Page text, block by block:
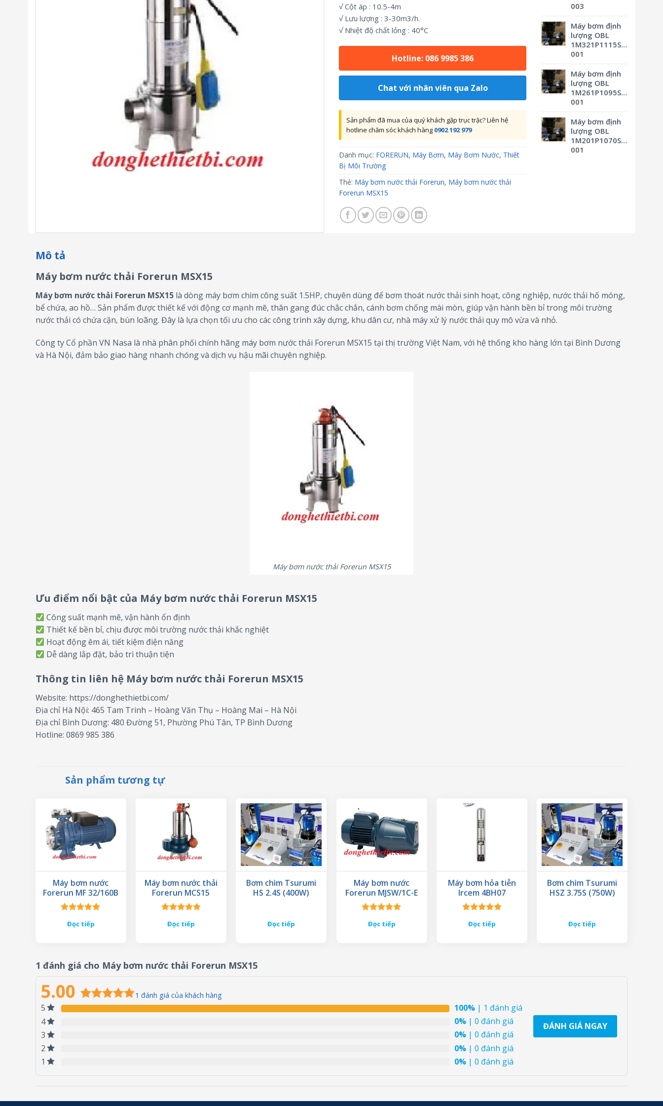
√ Cột áp : 10.5-4m
√ Lưu lượng : 3-30m3/h.
√ Nhiệt độ chất lỏng : 40°C
Hotline: 086 9985 386
Chat với nhân viên qua Zalo
Sản phẩm đã mua của quý khách gặp trục trặc? Liên hệ
hotline chăm sóc khách hàng 0902 192 979
Danh mục: FORERUN, Máy Bơm, Máy Bơm Nước, Thiết
Bị Môi Trường
Thẻ: Máy bơm nước thải Forerun, Máy bơm nước thải
Forerun MSX15
003
Máy bơm định
lượng OBL
1M321P1115SVBSMV0M3-
001
Máy bơm định
lượng OBL
1M261P1095SVBSMV0M3-
001
Máy bơm định
lượng OBL
1M201P1070SVBSMV0M3-
001
Mô tả
Máy bơm nước thải Forerun MSX15
Máy bơm nước thải Forerun MSX15 là dòng máy bơm chìm công suất 1.5HP, chuyên dùng để bơm thoát nước thải sinh hoạt, công nghiệp, nước thải hố móng,
bể chứa, ao hồ… Sản phẩm được thiết kế với động cơ mạnh mẽ, thân gang đúc chắc chắn, cánh bơm chống mài mòn, giúp vận hành bền bỉ trong môi trường
nước thải có chứa cặn, bùn loãng. Đây là lựa chọn tối ưu cho các công trình xây dựng, khu dân cư, nhà máy xử lý nước thải quy mô vừa và nhỏ.
Công ty Cổ phần VN Nasa là nhà phân phối chính hãng máy bơm nước thải Forerun MSX15 tại thị trường Việt Nam, với hệ thống kho hàng lớn tại Bình Dương
và Hà Nội, đảm bảo giao hàng nhanh chóng và dịch vụ hậu mãi chuyên nghiệp.
Máy bơm nước thải Forerun MSX15
Ưu điểm nổi bật của Máy bơm nước thải Forerun MSX15
Công suất mạnh mẽ, vận hành ổn định
Thiết kế bền bỉ, chịu được môi trường nước thải khắc nghiệt
Hoạt động êm ái, tiết kiệm điện năng
Dễ dàng lắp đặt, bảo trì thuận tiện
Thông tin liên hệ Máy bơm nước thải Forerun MSX15
Website: https://donghethietbi.com/
Địa chỉ Hà Nội: 465 Tam Trinh – Hoàng Văn Thụ – Hoàng Mai – Hà Nội
Địa chỉ Bình Dương: 480 Đường 51, Phường Phú Tân, TP Bình Dương
Hotline: 0869 985 386
Sản phẩm tương tự
Máy bơm nước
Forerun MF 32/160B
hạng 5.00
Đọc tiếp
Máy bơm nước thải
Forerun MCS15
hạng 5.00
Đọc tiếp
Bơm chìm Tsurumi
HS 2.4S (400W)
Đọc tiếp
Máy bơm nước
Forerun MJSW/1C-E
hạng 5.00
Đọc tiếp
Máy bơm hỏa tiễn
Ircem 4BH07
hạng 5.00
Đọc tiếp
Bơm chìm Tsurumi
HSZ 3.75S (750W)
Đọc tiếp
1 đánh giá cho Máy bơm nước thải Forerun MSX15
5.00 1 đánh giá của khách hàng
5 100% | 1 đánh giá
4
0% | 0 đánh giá
3
0% | 0 đánh giá
2
0% | 0 đánh giá
1
0% | 0 đánh giá
ĐÁNH GIÁ NGAY